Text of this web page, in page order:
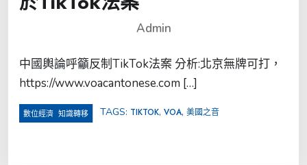
Admin
中國輿論呼籲反制TikTok法案 分析:北京無牌可打，
https://www.voacantonese.com […]
數位經濟 知識轉移 TAGS: TIKTOK, VOA, 美國之音